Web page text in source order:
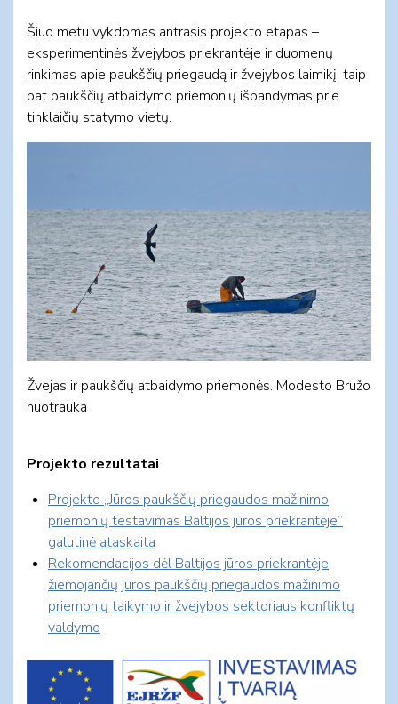
Šiuo metu vykdomas antrasis projekto etapas –
eksperimentinės žvejybos priekrantėje ir duomenų
rinkimas apie paukščių priegaudą ir žvejybos laimikį, taip
pat paukščių atbaidymo priemonių išbandymas prie
tinklaičių statymo vietų.
Žvejas ir paukščių atbaidymo priemonės. Modesto Bružo
nuotrauka
Projekto rezultatai
Projekto „Jūros paukščių priegaudos mažinimo
priemonių testavimas Baltijos jūros priekrantėje”
galutinė ataskaita
Rekomendacijos dėl Baltijos jūros priekrantėje
žiemojančių jūros paukščių priegaudos mažinimo
priemonių taikymo ir žvejybos sektoriaus konfliktų
valdymo